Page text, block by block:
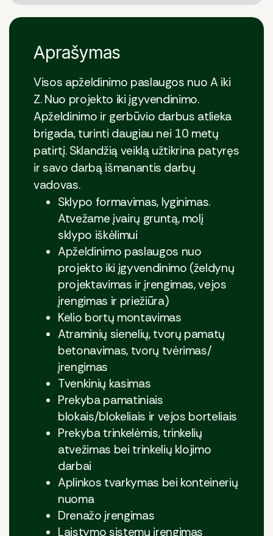
Aprašymas
Visos apželdinimo paslaugos nuo A iki
Z. Nuo projekto iki įgyvendinimo.
Apželdinimo ir gerbūvio darbus atlieka
brigada, turinti daugiau nei 10 metų
patirtį. Sklandžią veiklą užtikrina patyręs
ir savo darbą išmanantis darbų
vadovas.
Sklypo formavimas, lyginimas.
Atvežame įvairų gruntą, molį
sklypo iškėlimui
Apželdinimo paslaugos nuo
projekto iki įgyvendinimo (želdynų
projektavimas ir įrengimas, vejos
įrengimas ir priežiūra)
Kelio bortų montavimas
Atraminių sienelių, tvorų pamatų
betonavimas, tvorų tvėrimas/
įrengimas
Tvenkinių kasimas
Prekyba pamatiniais
blokais/blokeliais ir vejos borteliais
Prekyba trinkelėmis, trinkelių
atvežimas bei trinkelių klojimo
darbai
Aplinkos tvarkymas bei konteinerių
nuoma
Drenažo įrengimas
Laistymo sistemų įrengimas